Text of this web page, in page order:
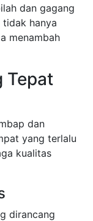
dan gagang
hanya
menambah
Tepat
dan
yang terlalu
kualitas
dirancang